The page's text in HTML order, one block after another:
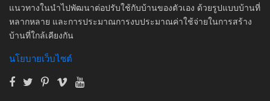
แนวทางในนำไปพัฒนาต่อปรับใช้กับบ้านของตัวเอง ด้วยรูปแบบบ้านที่
หลากหลาย และการประมาณการงบประมาณค่าใช้จ่ายในการสร้าง
บ้านที่ใกล้เคียงกัน
นโยบายเว็บไซต์